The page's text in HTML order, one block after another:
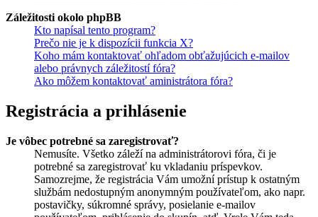
Záležitosti okolo phpBB
Kto napísal tento program?
Prečo nie je k dispozícii funkcia X?
Koho mám kontaktovať ohľadom obťažujúcich e-mailov
alebo právnych záležitostí fóra?
Ako môžem kontaktovať aministrátora fóra?
Registrácia a prihlásenie
Je vôbec potrebné sa zaregistrovať?
Nemusíte. Všetko záleží na administrátorovi fóra, či je
potrebné sa zaregistrovať ku vkladaniu príspevkov.
Samozrejme, že registrácia Vám umožní prístup k ostatným
službám nedostupným anonymným používateľom, ako napr.
postavičky, súkromné správy, posielanie e-mailov